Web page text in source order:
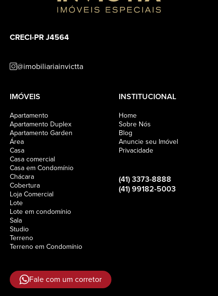
CRECI-PR J4564
@imobiliariainvictta
IMÓVEIS
Apartamento
Apartamento Duplex
Apartamento Garden
Área
Casa
Casa comercial
Casa em Condomínio
Chácara
Cobertura
Loja Comercial
Lote
Lote em condomínio
Sala
Studio
Terreno
Terreno em Condomínio
INSTITUCIONAL
Home
Sobre Nós
Blog
Anuncie seu Imóvel
Privacidade
(41) 3373-8888
(41) 99182-5003
Fale com um corretor